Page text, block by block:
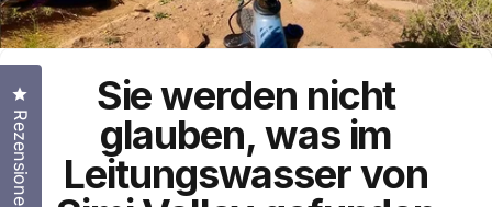
Sie werden nicht
glauben, was im
Leitungswasservon
Rezensionen
Klicken Sie, um den Bewertungsdialog zu öffnen